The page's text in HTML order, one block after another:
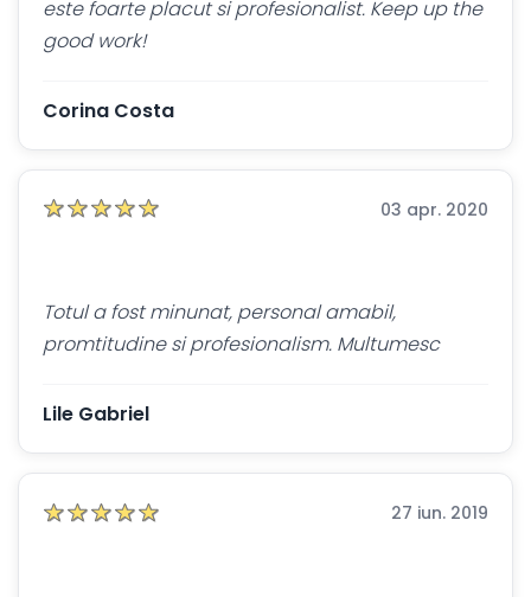
este foarte placut si profesionalist. Keep up the
good work!
Corina Costa
03 apr. 2020
Totul a fost minunat, personal amabil,
promtitudine si profesionalism. Multumesc
Lile Gabriel
27 iun. 2019